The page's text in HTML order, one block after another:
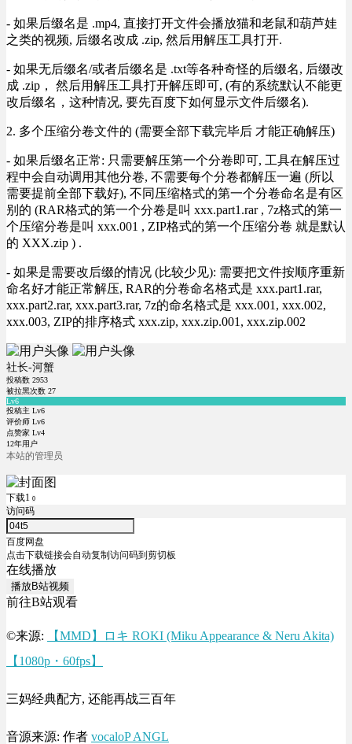
- 如果后缀名是 .mp4, 直接打开文件会播放猫和老鼠和葫芦娃
之类的视频, 后缀名改成 .zip, 然后用解压工具打开.
- 如果无后缀名/或者后缀名是 .txt等各种奇怪的后缀名, 后缀改
成 .zip， 然后用解压工具打开解压即可, (有的系统默认不能更
改后缀名，这种情况, 要先百度下如何显示文件后缀名).
2. 多个压缩分卷文件的 (需要全部下载完毕后 才能正确解压)
- 如果后缀名正常: 只需要解压第一个分卷即可, 工具在解压过
程中会自动调用其他分卷, 不需要每个分卷都解压一遍 (所以
需要提前全部下载好), 不同压缩格式的第一个分卷命名是有区
别的 (RAR格式的第一个分卷是叫 xxx.part1.rar , 7z格式的第一
个压缩分卷是叫 xxx.001 , ZIP格式的第一个压缩分卷 就是默认
的 XXX.zip ) .
- 如果是需要改后缀的情况 (比较少见): 需要把文件按顺序重新
命名好才能正常解压, RAR的分卷命名格式是 xxx.part1.rar,
xxx.part2.rar, xxx.part3.rar, 7z的命名格式是 xxx.001, xxx.002,
xxx.003, ZIP的排序格式 xxx.zip, xxx.zip.001, xxx.zip.002
社长-河蟹
投稿数 2953
被拉黑次数 27
Lv6
投稿主 Lv6
评价师 Lv6
点赞家 Lv4
12年用户
本站的管理员
下载1 0
访问码
百度网盘
点击下载链接会自动复制访问码到剪切板
在线播放
播放B站视频
前往B站观看
©来源:
【MMD】ロキ ROKI (Miku Appearance & Neru Akita)
【1080p・60fps】
三妈经典配方, 还能再战三百年
音源来源: 作者 vocaloP ANGL